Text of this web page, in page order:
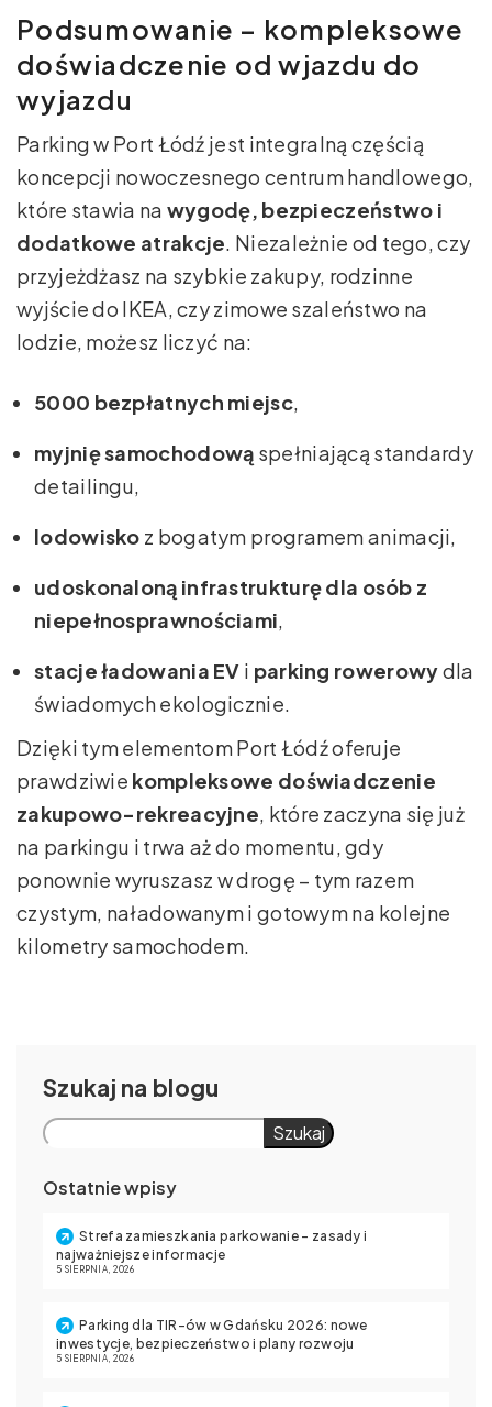
Podsumowanie – kompleksowe
doświadczenie od wjazdu do
wyjazdu
Parking w Port Łódź jest integralną częścią
koncepcji nowoczesnego centrum handlowego,
które stawia na wygodę, bezpieczeństwo i
dodatkowe atrakcje . Niezależnie od tego, czy
przyjeżdżasz na szybkie zakupy, rodzinne
wyjście do IKEA, czy zimowe szaleństwo na
lodzie, możesz liczyć na:
5000 bezpłatnych miejsc,
myjnię samochodową spełniającą standardy
detailingu,
lodowisko z bogatym programem animacji,
udoskonaloną infrastrukturę dla osób z
niepełnosprawnościami
stacje ładowania EV i parking rowerowydla
świadomych ekologicznie.
Dzięki tym elementom Port Łódź oferuje
prawdziwie kompleksowe doświadczenie
zakupowo-rekreacyjne , które zaczyna się już
na parkingu i trwa aż do momentu, gdy
ponownie wyruszasz w drogę – tym razem
czystym, naładowanym i gotowym na kolejne
kilometry samochodem.
Szukaj
Szukaj
Ostatnie wpisy
Strefa zamieszkania parkowanie – zasady i
najważniejsze informacje
5 SIERPNIA, 2026
Parking dla TIR-ów w Gdańsku 2026: nowe
inwestycje, bezpieczeństwo i plany rozwoju
5 SIERPNIA, 2026